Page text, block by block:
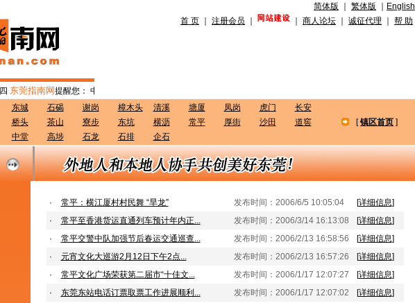
简体版 繁体版
English
首 页
注册会员 商人论坛 诚征代理 帮 助
东莞指南网提醒您： 中午好！吃过午饭，记得要午睡哦！
东城
石碣 谢岗 樟木头 清溪 塘厦 凤岗 虎门
长安
桥头
茶山 寮步 东坑 横沥 常平 厚街 沙田
道窖
中堂
高埗 石龙 石排 企石
[镇区首页 ]
· 常平：横江厦村村民舞 “旱龙” 发布时间：2006/6/5 10:05:04 [详细信息]
·
常平至香港货运直通列车预计年内正... 发布时间：2006/3/14 16:13:08 [详细信息]
·
常平交警中队加强节后春运交通巡查... 发布时间：2006/2/13 16:58:56 [详细信息]
·
元宵文化大巡游2月12日下午2点... 发布时间：2006/2/13 16:57:26 [详细信息]
·
常平文化广场荣获第二届市“十佳文... 发布时间：2006/1/17 12:07:27 [详细信息]
·
东莞东站电话订票取票工作进展顺利... 发布时间：2006/1/17 12:07:02 [详细信息]